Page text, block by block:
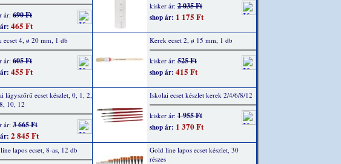
ár: 690 Ft
465 Ft
kisker ár: 2 035 Ft
shop ár: 1 175 Ft
ecset 4, ø 20 mm, 1 db
ár: 605 Ft
455 Ft
Kerek ecset 2, ø 15 mm, 1 db
kisker ár: 525 Ft
shop ár: 415 Ft
lágyszőrű ecset készlet, 0, 1, 2,
10, 12
ár: 3 665 Ft
2 845 Ft
Iskolai ecset készlet kerek 2/4/6/8/12
kisker ár: 1 955 Ft
shop ár: 1 370 Ft
lapos ecset, 8-as, 12 db
Gold line lapos ecset készlet, 30
részes